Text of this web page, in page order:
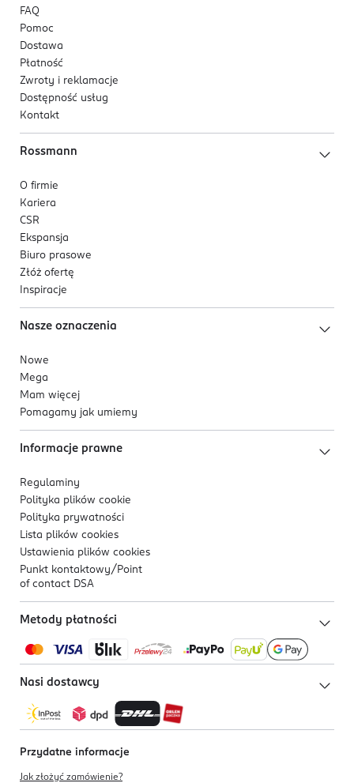
FAQ
Pomoc
Dostawa
Płatność
Zwroty i reklamacje
Dostępność usług
Kontakt
Rossmann
O firmie
Kariera
CSR
Ekspansja
Biuro prasowe
Złóż ofertę
Inspiracje
Nasze oznaczenia
Nowe
Mega
Mam więcej
Pomagamy jak umiemy
Informacje prawne
Regulaminy
Polityka plików cookie
Polityka prywatności
Lista plików cookies
Ustawienia plików cookies
Punkt kontaktowy/ Point
of contact DSA
Metody płatności
Nasi dostawcy
Przydatne informacje
Jak złożyć zamówienie?